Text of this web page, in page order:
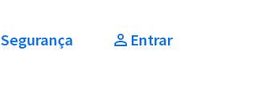
Segurança Entrar